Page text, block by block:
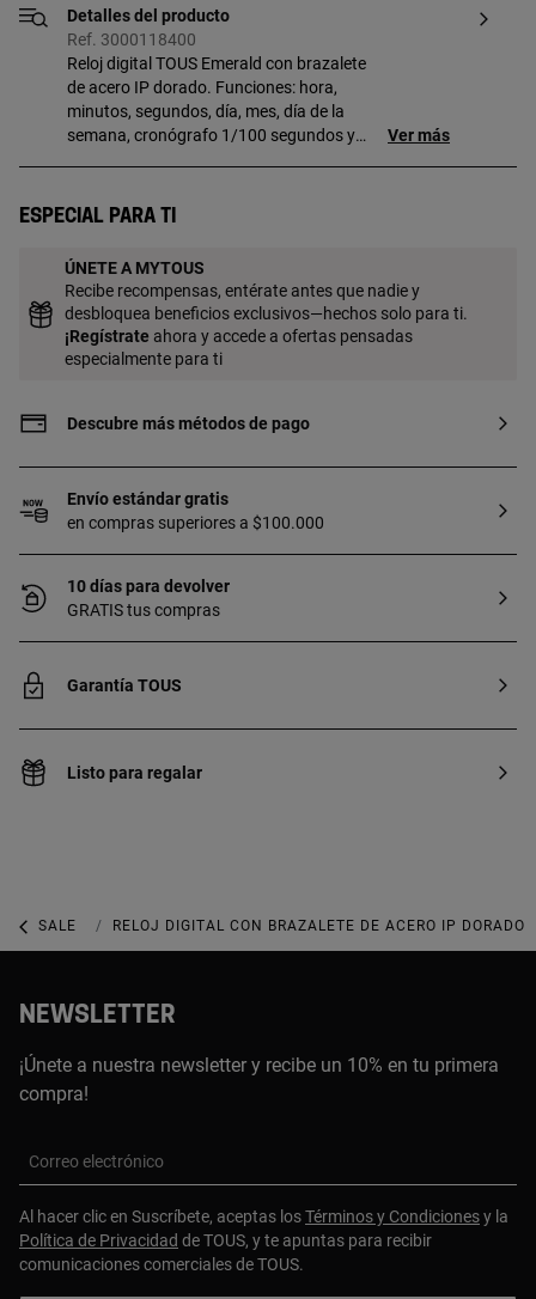
Detalles del producto
Ref. 3000118400
Reloj digital TOUS Emerald con brazalete
de acero IP dorado. Funciones: hora,
minutos, segundos, día, mes, día de la
semana, cronógrafo 1/100 segundos y
Ver más
Especial para ti
ÚNETE A MYTOUS
Recibe recompensas, entérate antes que nadie y
desbloquea beneficios exclusivos—hechos solo para ti.
¡Regístrate ahora y accede a ofertas pensadas
especialmente para ti
Descubre más métodos de pago
Envío estándar gratis
en compras superiores a $100.000
10 días para devolver
GRATIS tus compras
Garantía TOUS
Listo para regalar
SALE SALE RELOJES
RELOJ DIGITAL CON BRAZALETE DE ACERO IP DORADO
NEWSLETTER
¡Únete a nuestra newsletter y recibe un 10% en tu primera
compra!
Correo electrónico
Al hacer clic en Suscríbete, aceptas losTérminos y Condicionesy la
Política de Privacidad de TOUS, y te apuntas para recibir
comunicaciones comerciales de TOUS.